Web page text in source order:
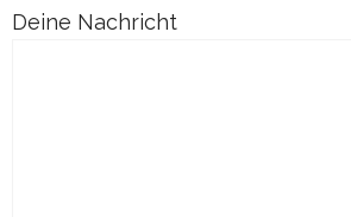
Deine Nachricht